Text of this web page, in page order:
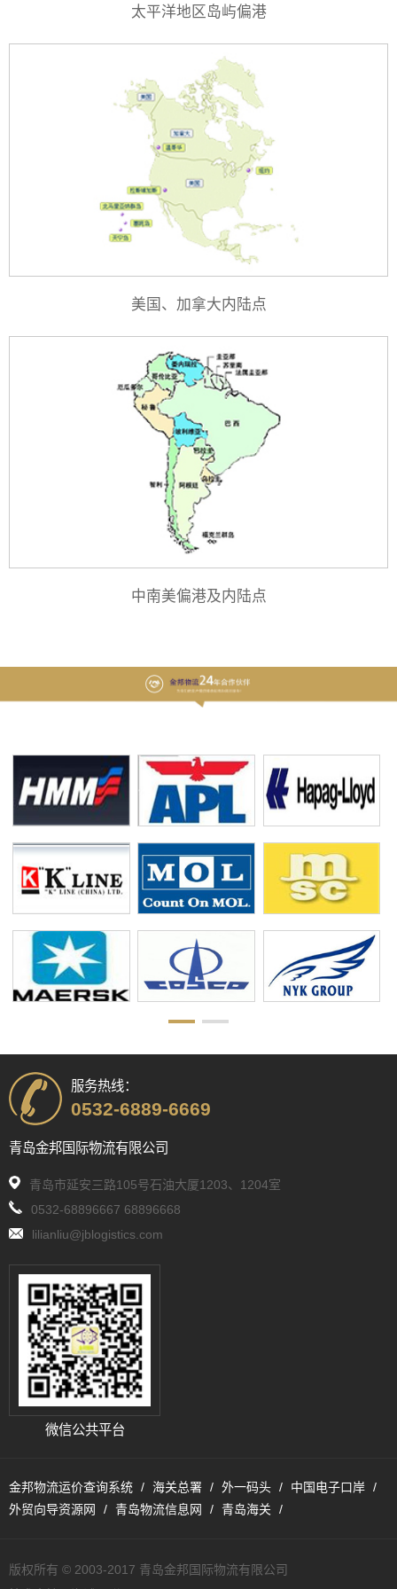
太平洋地区岛屿偏港
美国、加拿大内陆点
中南美偏港及内陆点
服务热线：
0532-6889-6669
青岛金邦国际物流有限公司
青岛市延安三路105号石油大厦1203、1204室
0532-68896667 68896668
lilianliu@jblogistics.com
微信公共平台
金邦物流运价查询系统 海关总署 外一码头
中国电子口岸
外贸向导资源网
青岛物流信息网 青岛海关
版权所有 © 2003-2017 青岛金邦国际物流有限公司